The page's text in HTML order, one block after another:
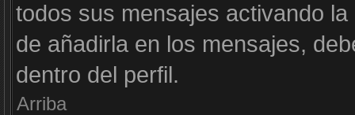
todos sus mensajes activando
de añadirla en los mensajes,
dentro del perfil.
Arriba